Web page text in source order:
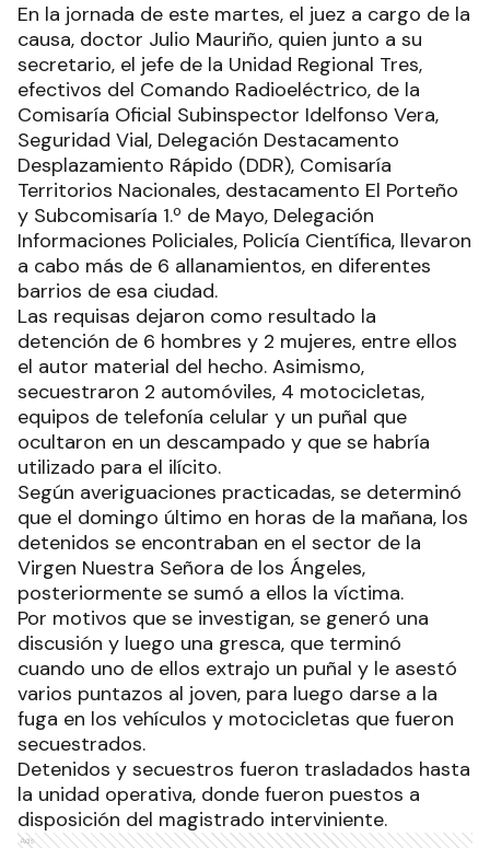
En la jornada de este martes, el juez a cargo de la
causa, doctor Julio Mauriño, quien junto a su
secretario, el jefe de la Unidad Regional Tres,
efectivos del Comando Radioeléctrico, de la
Comisaría Oficial Subinspector Idelfonso Vera,
Seguridad Vial, Delegación Destacamento
Desplazamiento Rápido (DDR), Comisaría
Territorios Nacionales, destacamento El Porteño
y Subcomisaría 1.º de Mayo, Delegación
Informaciones Policiales, Policía Científica, llevaron
a cabo más de 6 allanamientos, en diferentes
barrios de esa ciudad.
Las requisas dejaron como resultado la
detención de 6 hombres y 2 mujeres, entre ellos
el autor material del hecho. Asimismo,
secuestraron 2 automóviles, 4 motocicletas,
equipos de telefonía celular y un puñal que
ocultaron en un descampado y que se habría
utilizado para el ilícito.
Según averiguaciones practicadas, se determinó
que el domingo último en horas de la mañana, los
detenidos se encontraban en el sector de la
Virgen Nuestra Señora de los Ángeles,
posteriormente se sumó a ellos la víctima.
Por motivos que se investigan, se generó una
discusión y luego una gresca, que terminó
cuando uno de ellos extrajo un puñal y le asestó
varios puntazos al joven, para luego darse a la
fuga en los vehículos y motocicletas que fueron
secuestrados.
Detenidos y secuestros fueron trasladados hasta
la unidad operativa, donde fueron puestos a
disposición del magistrado interviniente.
Ads